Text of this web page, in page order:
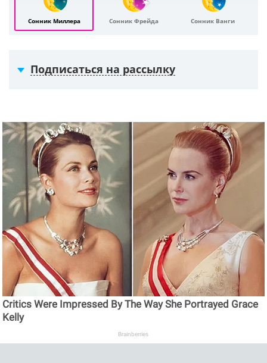
Сонник Миллера Сонник Фрейда Сонник Ванги
Подписаться на рассылку
Critics Were Impressed By The Way She Portrayed Grace
Kelly
Brainberries